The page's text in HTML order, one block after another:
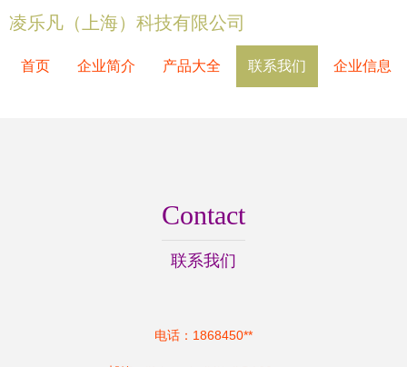
凌乐凡（上海）科技有限公司
首页 企业简介 产品大全 联系我们 企业信息
Contact
联系我们
电话：1868450**